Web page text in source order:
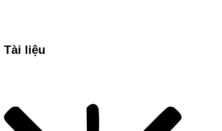
Tài liệu